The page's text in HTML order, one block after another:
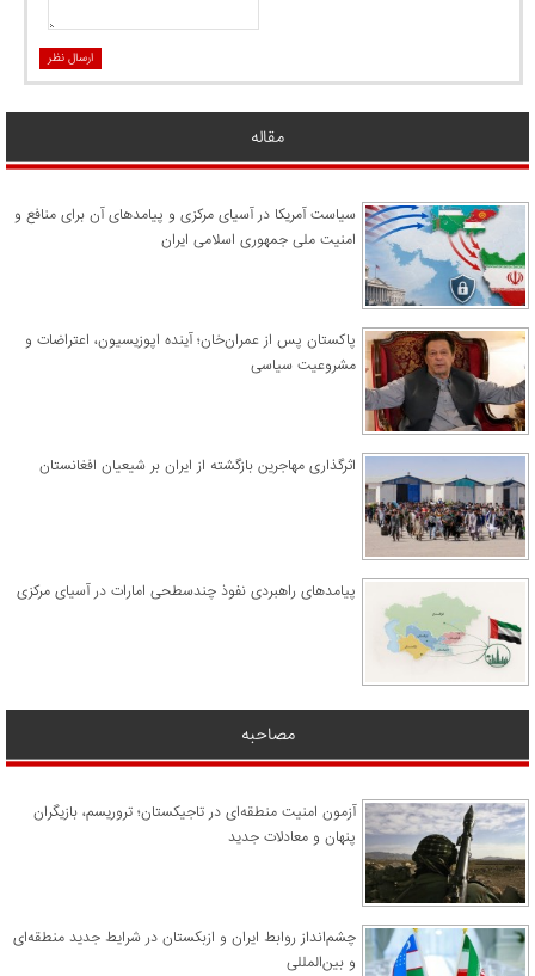
ارسال نظر
مقاله
سیاست آمریکا در آسیای مرکزی و پیامدهای آن برای منافع و
امنیت ملی جمهوری اسلامی ایران
پاکستان پس از عمران‌خان؛ آینده اپوزیسیون، اعتراضات و
مشروعیت سیاسی
اثرگذاری مهاجرین بازگشته از ایران بر شیعیان افغانستان
پیامدهای راهبردی نفوذ چندسطحی امارات در آسیای مرکزی
مصاحبه
آزمون امنیت منطقه‌ای در تاجیکستان؛ تروریسم، بازیگران
پنهان و معادلات جدید
چشم‌انداز روابط ایران و ازبکستان در شرایط جدید منطقه‌ای
و بین‌المللی